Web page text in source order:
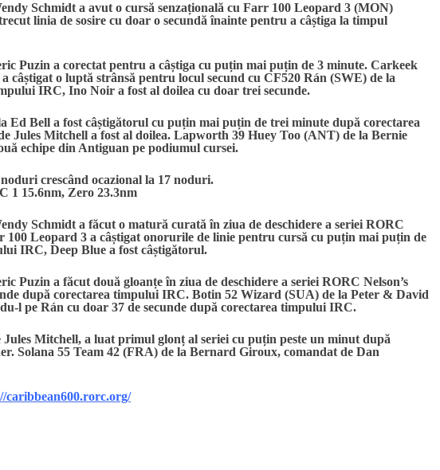
Schmidt a avut o cursă senzațională cu Farr 100 Leopard 3 (MON)
linia de sosire cu doar o secundă înainte pentru a câștiga la timpul
Puzin a corectat pentru a câștiga cu puțin mai puțin de 3 minute. Carkeek
câștigat o luptă strânsă pentru locul secund cu CF520 Rán (SWE) de la
IRC, Ino Noir a fost al doilea cu doar trei secunde.
Ed Bell a fost câștigătorul cu puțin mai puțin de trei minute după corectarea
Jules Mitchell a fost al doilea. Lapworth 39 Huey Too (ANT) de la Bernie
echipe din Antiguan pe podiumul cursei.
crescând ocazional la 17 noduri.
1 15.6nm, Zero 23.3nm
Schmidt a făcut o matură curată în ziua de deschidere a seriei RORC
100 Leopard 3 a câștigat onorurile de linie pentru cursă cu puțin mai puțin de
IRC, Deep Blue a fost câștigătorul.
Puzin a făcut două gloanțe în ziua de deschidere a seriei RORC Nelson’s
după corectarea timpului IRC. Botin 52 Wizard (SUA) de la Peter & David
l pe Rán cu doar 37 de secunde după corectarea timpului IRC.
Mitchell, a luat primul glonț al seriei cu puțin peste un minut după
Solana 55 Team 42 (FRA) de la Bernard Giroux, comandat de Dan
caribbean600.rorc.org/